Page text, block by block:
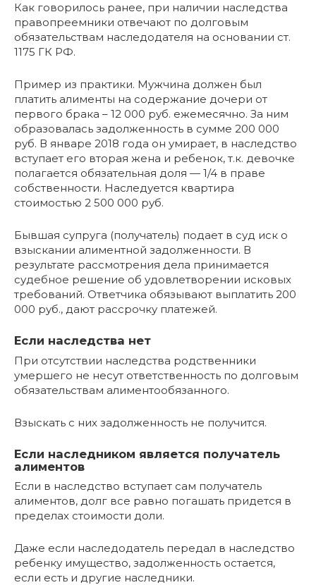
Как говорилось ранее, при наличии наследства
правопреемники отвечают по долговым
обязательствам наследодателя на основании ст.
1175 ГК РФ.
Пример из практики. Мужчина должен был
платить алименты на содержание дочери от
первого брака – 12 000 руб. ежемесячно. За ним
образовалась задолженность в сумме 200 000
руб. В январе 2018 года он умирает, в наследство
вступает его вторая жена и ребенок, т.к. девочке
полагается обязательная доля — 1/4 в праве
собственности. Наследуется квартира
стоимостью 2 500 000 руб.
Бывшая супруга (получатель) подает в суд иск о
взыскании алиментной задолженности. В
результате рассмотрения дела принимается
судебное решение об удовлетворении исковых
требований. Ответчика обязывают выплатить 200
000 руб., дают рассрочку платежей.
Если наследства нет
При отсутствии наследства родственники
умершего не несут ответственность по долговым
обязательствам алиментообязанного.
Взыскать с них задолженность не получится.
Если наследником является получатель
алиментов
Если в наследство вступает сам получатель
алиментов, долг все равно погашать придется в
пределах стоимости доли.
Даже если наследодатель передал в наследство
ребенку имущество, задолженность остается,
если есть и другие наследники.